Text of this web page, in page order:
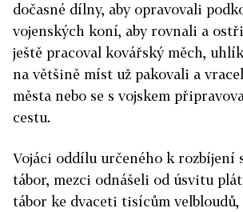
dočasné dílny, aby opravovali
vojenských koní, aby rovnali a
ještě pracoval kovářský měch,
na většině míst už pakovali a
města nebo se s vojskem
cestu.
Vojáci oddílu určeného k rozbíjení
tábor, mezci odnášeli od úsvitu
tábor ke dvaceti tisícům